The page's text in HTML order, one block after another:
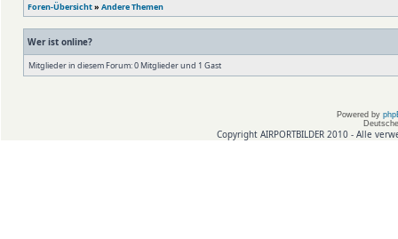
Foren-Übersicht» Andere Themen
Wer ist online?
Mitglieder in diesem Forum: 0 Mitglieder und 1 Gast
Powered by
Copyright AIRPORTBILDER 2010 - Alle